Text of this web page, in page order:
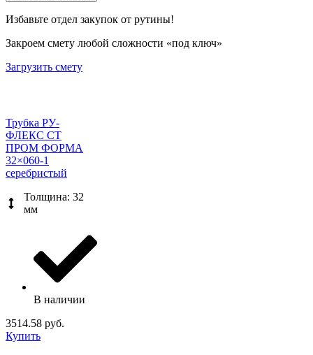
Избавьте отдел закупок от рутины!
Закроем смету любой сложности «под ключ»
Загрузить смету
Трубка РУ-
ФЛЕКС СТ
ПРОМ ФОРМА
32×060-1
серебристый
Толщина: 32
мм
В наличии
3514.58 руб.
Купить